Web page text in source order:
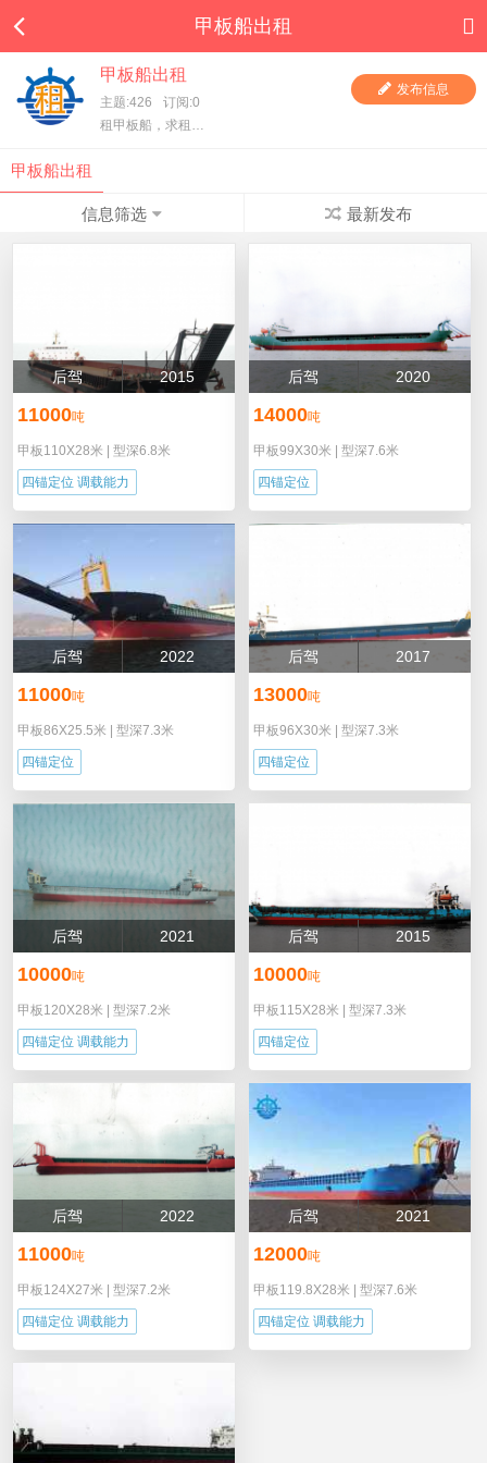
甲板船出租
甲板船出租
主题:426
订阅:0
租甲板船，求租甲板船，一手甲板船东直租，项目方求租，甲板船东、货主都在这里，快进来看看吧！
发布信息
甲板船出租
信息筛选 最新发布
后驾 2015
11000吨
甲板110X28米 型深6.8米
四锚定位 调载能力
后驾 2020
14000吨
甲板99X30米 型深7.6米
四锚定位
后驾 2022
11000吨
甲板86X25.5米 型深7.3米
四锚定位
后驾 2017
13000吨
甲板96X30米 型深7.3米
四锚定位
后驾 2021
10000吨
甲板120X28米 型深7.2米
四锚定位 调载能力
后驾 2015
10000吨
甲板115X28米 型深7.3米
四锚定位
后驾 2022
11000吨
甲板124X27米 型深7.2米
四锚定位 调载能力
后驾 2021
12000吨
甲板119.8X28米 型深7.6米
四锚定位 调载能力